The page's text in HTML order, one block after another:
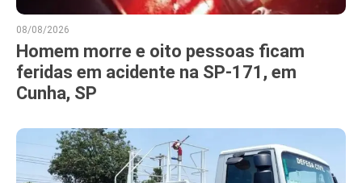
08/08/2026
Homem morre e oito pessoas ficam
feridas em acidente na SP-171, em
Cunha, SP